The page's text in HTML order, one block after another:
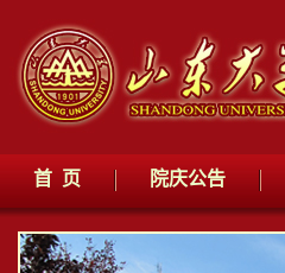
首 页 院庆公告